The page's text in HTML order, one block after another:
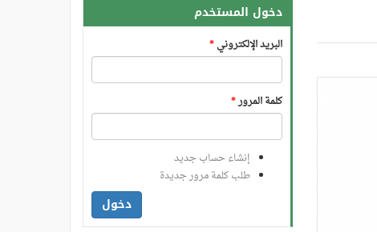
دخول المستخدم
البريد الإلكتروني*
كلمة المرور*
إنشاء حساب جديد
طلب كلمة مرور جديدة
دخول